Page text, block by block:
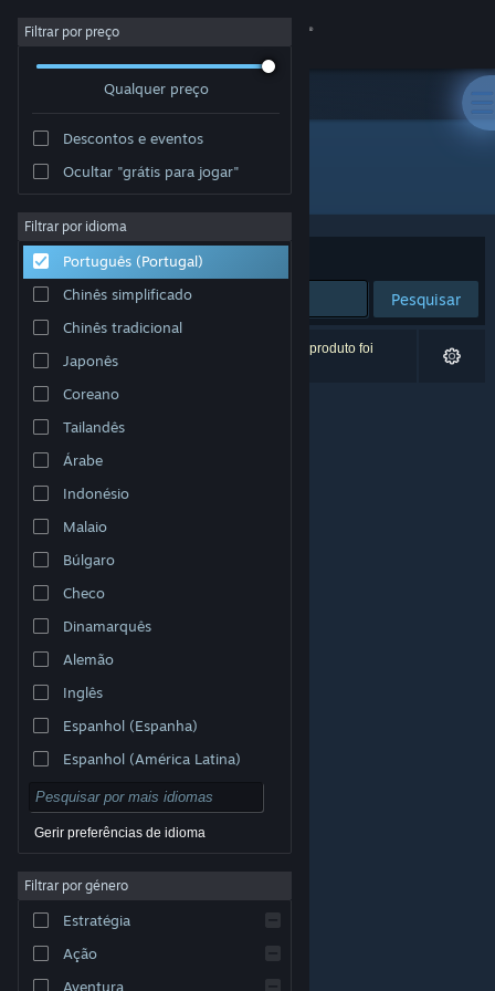
Iniciar sessão
Sobre
Apoio
Alterar idioma
Instala a app móvel do Steam
Ver versão para computadores
© Valve Corporation. Todos os direitos reservados.
respetivos proprietários nos E.U.A. e outros países.
Acessibilidade
Reembolsos|Cookies
Filtrar por preço
Qualquer preço
Descontos e eventos
Ocultar "grátis para jogar"
Filtrar por idioma
Português (Portugal)
Chinês simplificado
Chinês tradicional
Japonês
Coreano
Tailandês
Árabe
Indonésio
Malaio
Búlgaro
Checo
Dinamarquês
Alemão
Inglês
Espanhol (Espanha)
Espanhol (América Latina)
Gerir preferências de idioma
Filtrar por género
Estratégia
Ação
Aventura
Developer: 凡人修仙
Ordenar por Relevância
Pesquisar
0 resultados correspondentes à tua pesquisa. 1 produto foi
excluído com base nas tuas preferências.